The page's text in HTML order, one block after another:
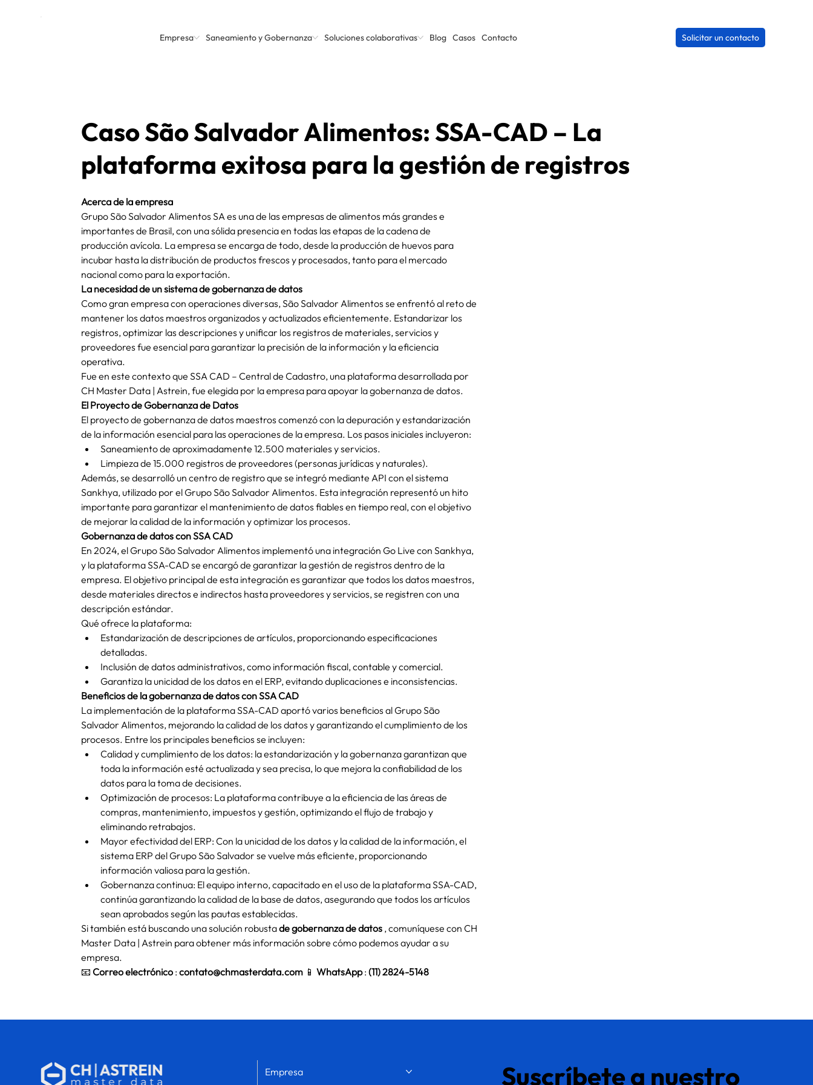
Empresa Saneamiento y Gobernanza Soluciones colaborativas Blog Casos Contacto Solicitar un contacto
Caso São Salvador Alimentos: SSA-CAD – La
plataforma exitosa para la gestión de registros
Acerca de la empresa
Grupo São Salvador Alimentos SA es una de las empresas de alimentos más grandes e
importantes de Brasil, con una sólida presencia en todas las etapas de la cadena de
producción avícola. La empresa se encarga de todo, desde la producción de huevos para
incubar hasta la distribución de productos frescos y procesados, tanto para el mercado
nacional como para la exportación.
La necesidad de un sistema de gobernanza de datos
Como gran empresa con operaciones diversas, São Salvador Alimentos se enfrentó al reto de
mantener los datos maestros organizados y actualizados eficientemente. Estandarizar los
registros, optimizar las descripciones y unificar los registros de materiales, servicios y
proveedores fue esencial para garantizar la precisión de la información y la eficiencia
operativa.
Fue en este contexto que SSA CAD – Central de Cadastro, una plataforma desarrollada por
CH Master Data | Astrein, fue elegida por la empresa para apoyar la gobernanza de datos.
El Proyecto de Gobernanza de Datos
El proyecto de gobernanza de datos maestros comenzó con la depuración y estandarización
de la información esencial para las operaciones de la empresa. Los pasos iniciales incluyeron:
Saneamiento de aproximadamente 12.500 materiales y servicios.
Limpieza de 15.000 registros de proveedores (personas jurídicas y naturales).
Además, se desarrolló un centro de registro que se integró mediante API con el sistema
Sankhya, utilizado por el Grupo São Salvador Alimentos. Esta integración representó un hito
importante para garantizar el mantenimiento de datos fiables en tiempo real, con el objetivo
de mejorar la calidad de la información y optimizar los procesos.
Gobernanza de datos con SSA CAD
En 2024, el Grupo São Salvador Alimentos implementó una integración Go Live con Sankhya,
y la plataforma SSA-CAD se encargó de garantizar la gestión de registros dentro de la
empresa. El objetivo principal de esta integración es garantizar que todos los datos maestros,
desde materiales directos e indirectos hasta proveedores y servicios, se registren con una
descripción estándar.
Qué ofrece la plataforma:
Estandarización de descripciones de artículos, proporcionando especificaciones
detalladas.
Inclusión de datos administrativos, como información fiscal, contable y comercial.
Garantiza la unicidad de los datos en el ERP, evitando duplicaciones e inconsistencias.
Beneficios de la gobernanza de datos con SSA CAD
La implementación de la plataforma SSA-CAD aportó varios beneficios al Grupo São
Salvador Alimentos, mejorando la calidad de los datos y garantizando el cumplimiento de los
procesos. Entre los principales beneficios se incluyen:
Calidad y cumplimiento de los datos: la estandarización y la gobernanza garantizan que
toda la información esté actualizada y sea precisa, lo que mejora la confiabilidad de los
datos para la toma de decisiones.
Optimización de procesos: La plataforma contribuye a la eficiencia de las áreas de
compras, mantenimiento, impuestos y gestión, optimizando el flujo de trabajo y
eliminando retrabajos.
Mayor efectividad del ERP: Con la unicidad de los datos y la calidad de la información, el
sistema ERP del Grupo São Salvador se vuelve más eficiente, proporcionando
información valiosa para la gestión.
Gobernanza continua: El equipo interno, capacitado en el uso de la plataforma SSA-CAD,
continúa garantizando la calidad de la base de datos, asegurando que todos los artículos
sean aprobados según las pautas establecidas.
Si también está buscando una solución robustade gobernanza de datos , comuníquese con CH
Master Data | Astrein para obtener más información sobre cómo podemos ayudar a su
empresa.
📧 Correo electrónico : contato@chmasterdata.com 📱 WhatsApp: (11) 2824-5148
Empresa
Suscríbete a nuestro